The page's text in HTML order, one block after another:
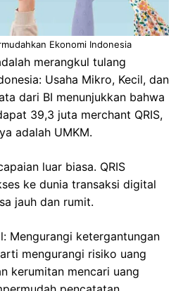
Ekonomi Indonesia
merangkul tulang
Usaha Mikro, Kecil, dan
dari BI menunjukkan bahwa
39,3 juta merchant QRIS,
adalah UMKM.
luar biasa. QRIS
ke dunia transaksi digital
jauh dan rumit.
Mengurangi ketergantungan
mengurangi risiko uang
kerumitan mencari uang